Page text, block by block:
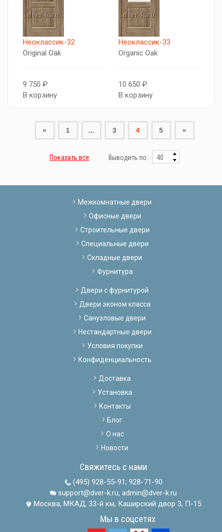
Неоклассик-32
Original Oak
9 750 ₽
В корзину
Неоклассик-33
Organic Oak
10 650 ₽
В корзину
« 1 ... 3 4 5 »
Показать все Выводить по:
Межкомнатные двери
Офисные двери
Строительные двери
Специальные двери
Складные двери
Фурнитура
Двери с фурнитурой
Двери эконом класса
Санузловые двери
Нестандартные двери
Условия покупки
Конфиденциальность
Доставка
Установка
Контакты
Блог
О нас
Новости
Свяжитесь с нами
(495) 928-55-91; 928-71-90
support@dver-k.ru, admin@dver-k.ru
Москва, МКАД, 33-й км, Каширский двор 3, П-15
Мы в соцсетях